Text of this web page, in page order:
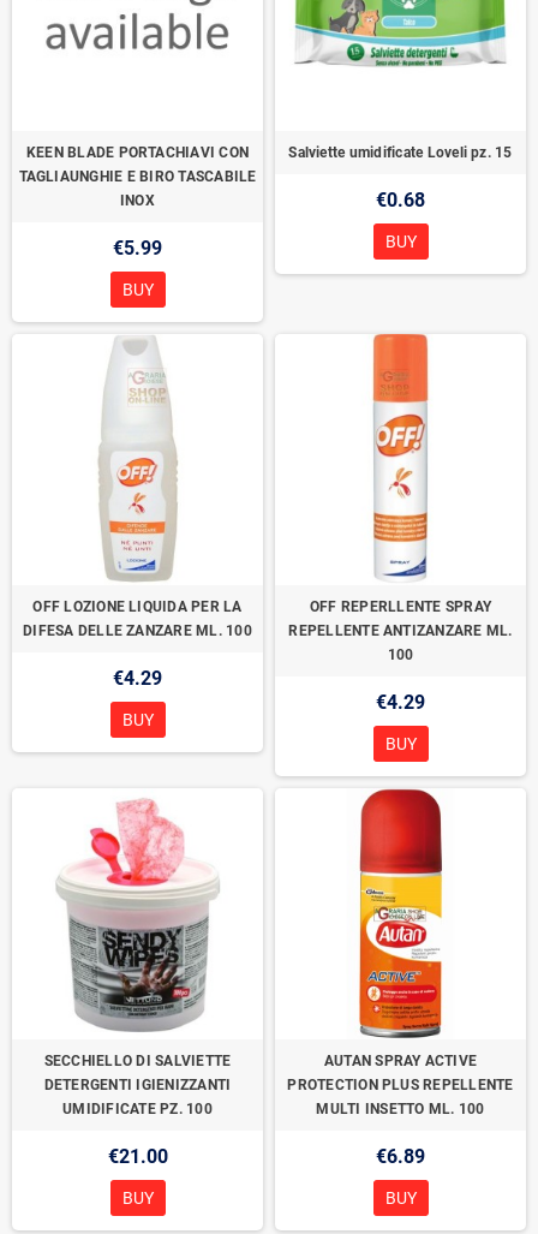
KEEN BLADE PORTACHIAVI CON
TAGLIAUNGHIE E BIRO TASCABILE
INOX
€5.99
BUY
Salviette umidificate Loveli pz. 15
€0.68
BUY
OFF LOZIONE LIQUIDA PER LA
DIFESA DELLE ZANZARE ML. 100
€4.29
BUY
OFF REPERLLENTE SPRAY
REPELLENTE ANTIZANZARE ML.
100
€4.29
BUY
SECCHIELLO DI SALVIETTE
DETERGENTI IGIENIZZANTI
UMIDIFICATE PZ. 100
€21.00
BUY
AUTAN SPRAY ACTIVE
PROTECTION PLUS REPELLENTE
MULTI INSETTO ML. 100
€6.89
BUY